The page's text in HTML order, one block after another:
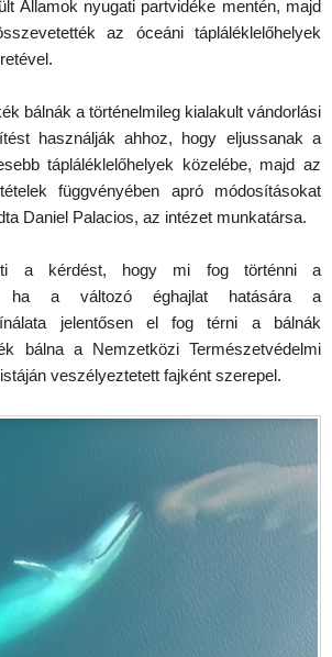
Államok nyugati partvidéke mentén, majd
az óceáni tápláléklelőhelyek
bálnák a történelmileg kialakult vándorlási
használják ahhoz, hogy eljussanak a
tápláléklelőhelyek közelébe, majd az
függvényében apró módosításokat
Daniel Palacios, az intézet munkatársa.
a kérdést, hogy mi fog történni a
ha a változó éghajlat hatására a
jelentősen el fog térni a bálnák
bálna a Nemzetközi Természetvédelmi
veszélyeztetett fajként szerepel.